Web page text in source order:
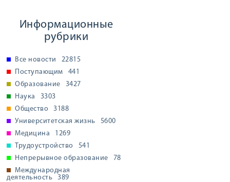
Информационные
рубрики
Все новости
22815
Поступающим
441
Образование
3427
Наука
3303
Общество
3188
Университетская жизнь
5600
Медицина
1269
Трудоустройство
541
Непрерывное образование
78
Международная
деятельность
389